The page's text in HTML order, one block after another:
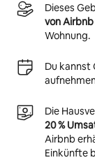
Dieses
von Airbnb
Wohnung.
Du kannst
Die
20 %
Airbnb
Einkünfte